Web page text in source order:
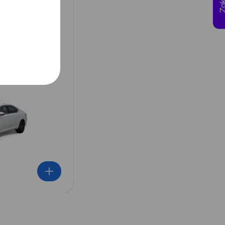
sztuk
jednego dnia
lub z